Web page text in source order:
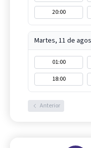
20:00
Martes, 11 de
01:00
18:00
Anterior